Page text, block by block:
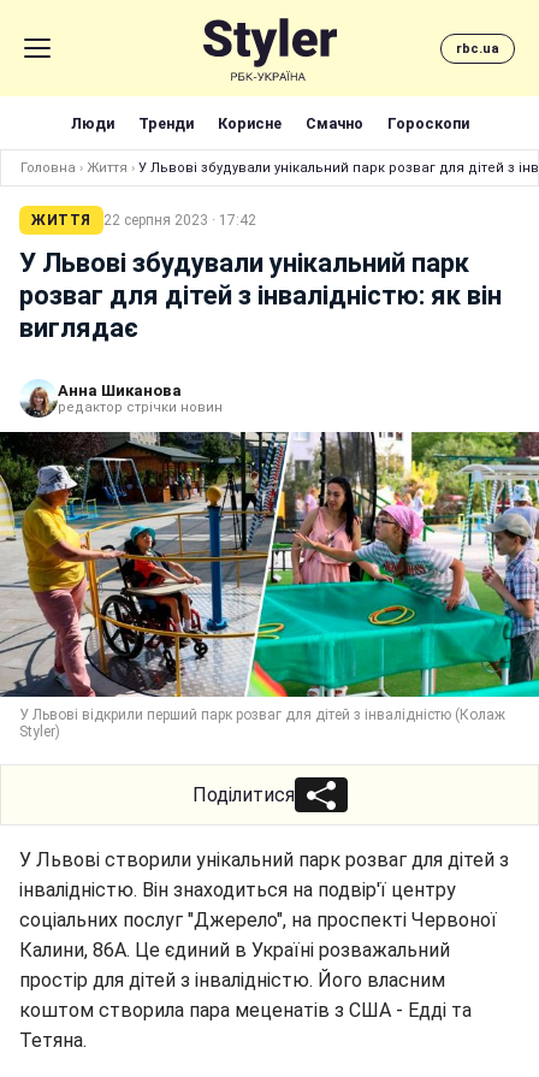
rbc.ua
Люди Тренди Корисне Смачно Гороскопи
Головна › Життя › У Львові збудували унікальний парк розваг для дітей з
ЖИТТЯ 22 серпня 2023 · 17:42
У Львові збудували унікальний парк
розваг для дітей з інвалідністю: як він
виглядає
Анна Шиканова
редактор стрічки новин
У Львові відкрили перший парк розваг для дітей з інвалідністю (Колаж
Styler)
Поділитися
У Львові створили унікальний парк розваг для дітей з
інвалідністю. Він знаходиться на подвір'ї центру
соціальних послуг "Джерело", на проспекті Червоної
Калини, 86А. Це єдиний в Україні розважальний
простір для дітей з інвалідністю. Його власним
коштом створила пара меценатів з США - Едді та
Тетяна.